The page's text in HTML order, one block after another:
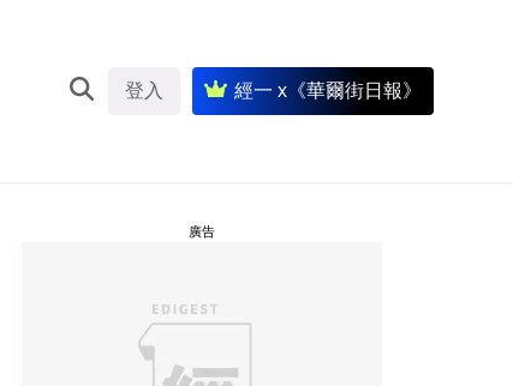
登入 經一 x《華爾街日報》
廣告